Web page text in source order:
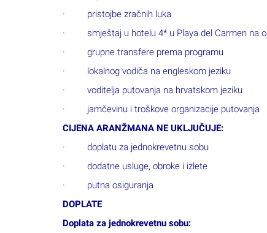
· grupne transfere prema programu
· lokalnog vodiča na engleskom jeziku
· voditelja putovanja na hrvatskom jeziku
· jamčevinu i troškove organizacije putovanja
CIJENA ARANŽMANA NE UKLJUČUJE:
· doplatu za jednokrevetnu sobu
· dodatne usluge, obroke i izlete
· putna osiguranja
DOPLATE
Doplata za jednokrevetnu sobu:
15.03.2024.: 730 €
FAKULTATIVNI SADRŽAJI I IZLETI: